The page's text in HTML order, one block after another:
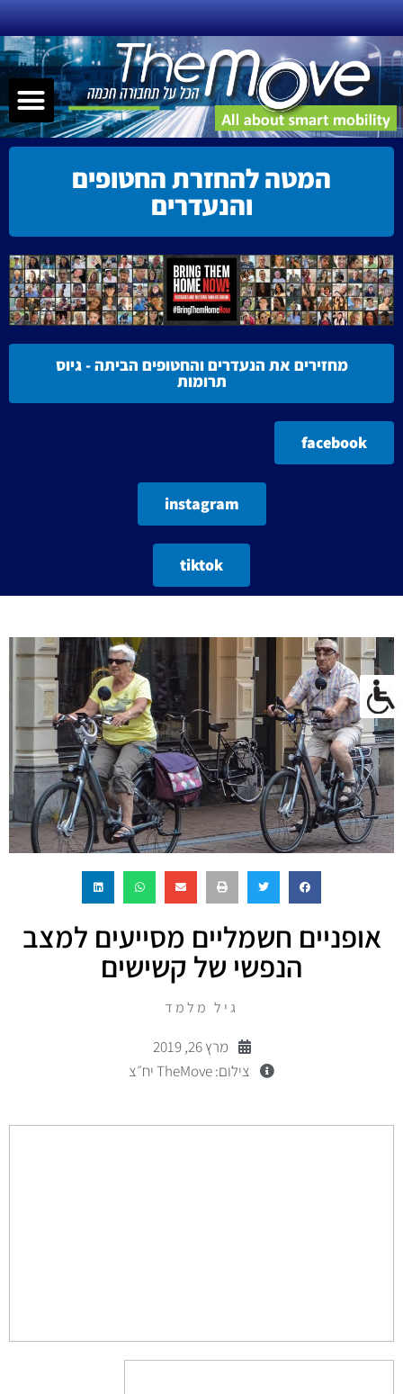
דילוג
לתוכן
המטה להחזרת החטופים
והנעדרים
מחזירים את הנעדרים והחטופים הביתה - גיוס
תרומות
facebook
instagram
tiktok
אופניים חשמליים מסייעים למצב
הנפשי של קשישים
גיל מלמד
מרץ 26, 2019
צילום: TheMove יח״צ